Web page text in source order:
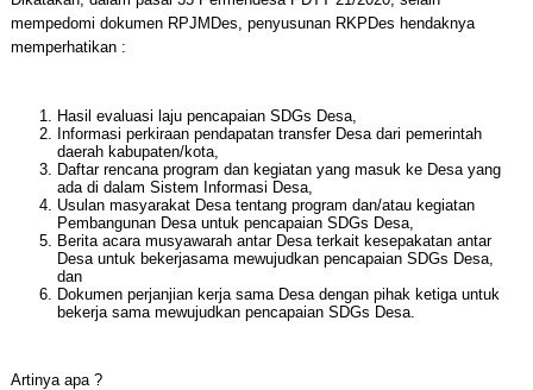
mempedomi dokumen RPJMDes, penyusunan RKPDes hendaknya
memperhatikan :
Hasil evaluasi laju pencapaian SDGs Desa,
Informasi perkiraan pendapatan transfer Desa dari pemerintah
daerah kabupaten/kota,
Daftar rencana program dan kegiatan yang masuk ke Desa yang
ada di dalam Sistem Informasi Desa,
Usulan masyarakat Desa tentang program dan/atau kegiatan
Pembangunan Desa untuk pencapaian SDGs Desa,
Berita acara musyawarah antar Desa terkait kesepakatan antar
Desa untuk bekerjasama mewujudkan pencapaian SDGs Desa,
dan
Dokumen perjanjian kerja sama Desa dengan pihak ketiga untuk
bekerja sama mewujudkan pencapaian SDGs Desa.
Artinya apa ?